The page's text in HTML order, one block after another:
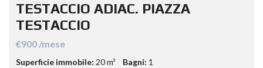
TESTACCIO ADIAC. PIAZZA
TESTACCIO
€900 /mese
Superficie immobile: 20 m² Bagni: 1